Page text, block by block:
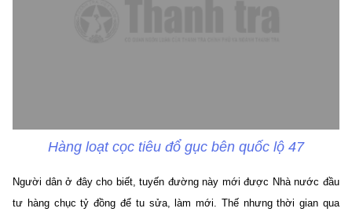
Hàng loạt cọc tiêu đổ gục bên quốc lộ 47
Người dân ở đây cho biết, tuyến đường này mới được Nhà nước đầu
tư hàng chục tỷ đồng để tu sửa, làm mới. Thế nhưng thời gian qua